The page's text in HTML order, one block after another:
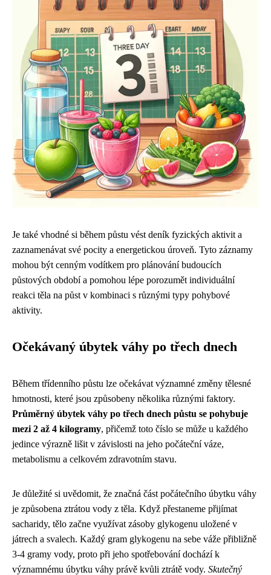
Je také vhodné si během půstu vést deník fyzických aktivit a
zaznamenávat své pocity a energetickou úroveň. Tyto záznamy
mohou být cenným vodítkem pro plánování budoucích
půstových období a pomohou lépe porozumět individuální
reakci těla na půst v kombinaci s různými typy pohybové
aktivity.
Očekávaný úbytek váhy po třech dnech
Během třídenního půstu lze očekávat významné změny tělesné
hmotnosti, které jsou způsobeny několika různými faktory.
Průměrný úbytek váhy po třech dnech půstu se pohybuje
mezi 2 až 4 kilogramy, přičemž toto číslo se může u každého
jedince výrazně lišit v závislosti na jeho počáteční váze,
metabolismu a celkovém zdravotním stavu.
Je důležité si uvědomit, že značná část počátečního úbytku váhy
je způsobena ztrátou vody z těla. Když přestaneme přijímat
sacharidy, tělo začne využívat zásoby glykogenu uložené v
játrech a svalech. Každý gram glykogenu na sebe váže přibližně
3-4 gramy vody, proto při jeho spotřebování dochází k
významnému úbytku váhy právě kvůli ztrátě vody. Skutečný